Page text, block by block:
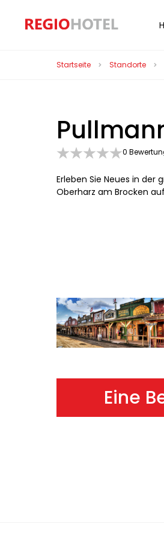
Startseite Standorte
0
Erleben Sie Neues in
Oberharz am Brocken
Eine